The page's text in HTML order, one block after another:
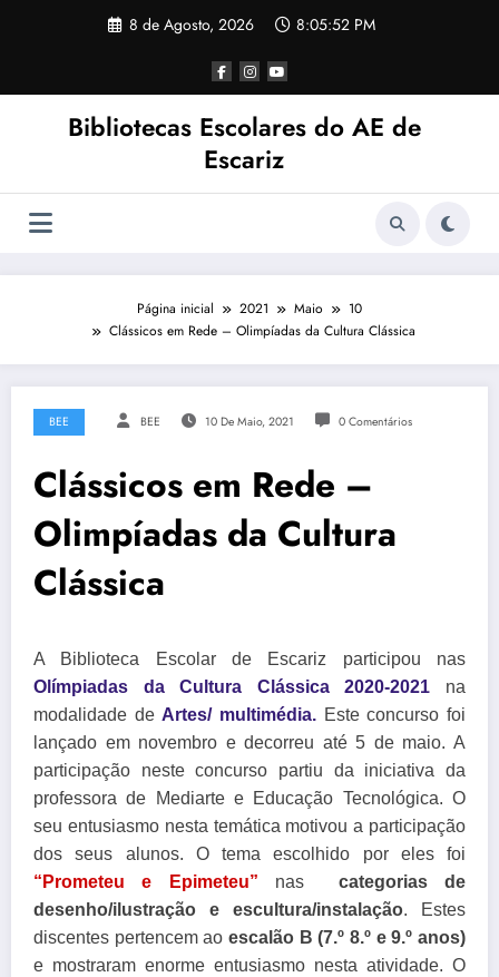
8 de Agosto, 2026 8:05:52 PM
Bibliotecas Escolares do AE de
Escariz
Página inicial 2021 Maio
10
Clássicos em Rede – Olimpíadas da Cultura Clássica
BEE BEE 10 De Maio, 2021 0 Comentários
Clássicos em Rede –
Olimpíadas da Cultura
Clássica
A Biblioteca Escolar de Escariz participou nas
Olímpiadas da Cultura Clássica 2020-2021 na
modalidade de Artes/ multimédia. Este concurso foi
lançado em novembro e decorreu até 5 de maio. A
participação neste concurso partiu da iniciativa da
professora de Mediarte e Educação Tecnológica. O
seu entusiasmo nesta temática motivou a participação
dosseus alunos. O tema escolhido por eles foi
“Prometeu e Epimeteu”
nas categorias de
desenho/ilustração e escultura/instalação. Estes
discentes pertencem ao escalão B (7.º 8.º e 9.º anos)
e mostraram enorme entusiasmo nesta atividade. O